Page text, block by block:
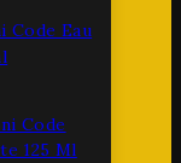
Code
125 Ml